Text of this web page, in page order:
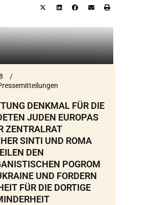
DENKMAL FÜR DIE
JUDEN EUROPAS
ZENTRALRAT
SINTI UND ROMA
DEN
POGROM
UND FORDERN
FÜR DIE DORTIGE